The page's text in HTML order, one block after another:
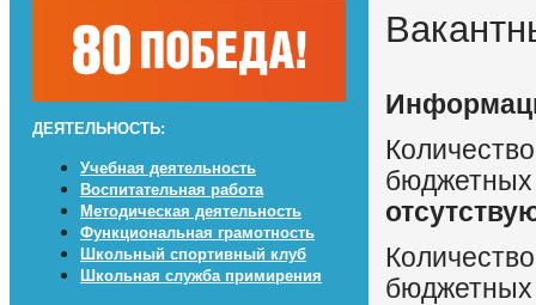
ДЕЯТЕЛЬНОСТЬ:
Учебная деятельность
Воспитательная работа
Методическая деятельность
Функциональная грамотность
Школьный спортивный клуб
Школьная служба примирения